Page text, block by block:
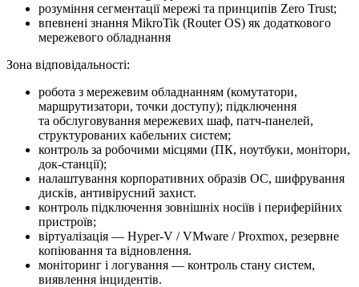
розуміння сегментації мережі та принципів Zero Trust;
впевнені знання MikroTik (Router OS) як додаткового
мережевого обладнання
Зона відповідальності:
робота з мережевим обладнанням (комутатори,
маршрутизатори, точки доступу); підключення
та обслуговування мережевих шаф, патч-панелей,
структурованих кабельних систем;
контроль за робочими місцями (ПК, ноутбуки, монітори,
док-станції);
налаштування корпоративних образів ОС, шифрування
дисків, антивірусний захист.
контроль підключення зовнішніх носіїв і периферійних
пристроїв;
віртуалізація — Hyper-V / VMware / Proxmox, резервне
копіювання та відновлення.
моніторинг і логування — контроль стану систем,
виявлення інцидентів.